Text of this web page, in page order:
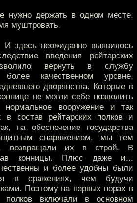
нужно держать в одном месте,
муштровать.
И здесь неожиданно выявилось
введения рейтарских
вернуть в службу
качественном уровне,
дворянства. Которые в
не могли себе позволить
вооружение и так
состав рейтарских полков и
на обеспечение государства
снаряжением, мы тем
возвращали их в строй. В
конницы. Плюс даже и...
и более удобны были
в сражениях, чем будучи
Поэтому на первых порах в
полков включали в основном